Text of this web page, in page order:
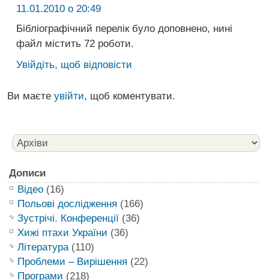
11.01.2010 о 20:49
Бібліографічний перелік було доповнено, нині
файл містить 72 роботи.
Увійдіть, щоб відповісти
Ви маєте увійти, щоб коментувати.
Дописи
Відео(16)
Польові дослідження (166)
Зустрічі. Конференції(36)
Хижі птахи України (36)
Література(110)
Проблеми – Вирішення (22)
Програми (218)